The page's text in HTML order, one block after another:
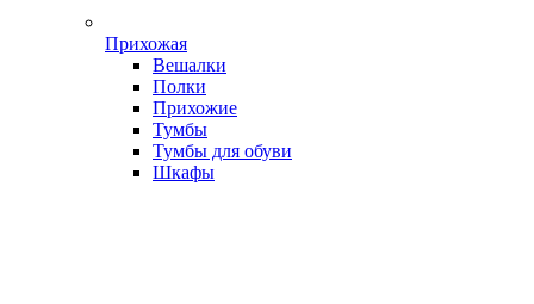
Прихожая
Вешалки
Полки
Прихожие
Тумбы
Тумбы для обуви
Шкафы